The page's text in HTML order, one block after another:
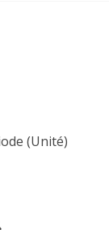
(Unité)